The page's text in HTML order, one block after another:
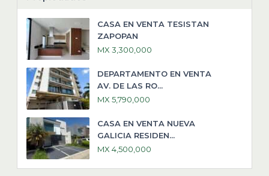
CASA EN VENTA TESISTAN
ZAPOPAN
MX 3,300,000
DEPARTAMENTO EN VENTA
AV. DE LAS RO...
MX 5,790,000
CASA EN VENTA NUEVA
GALICIA RESIDEN...
MX 4,500,000